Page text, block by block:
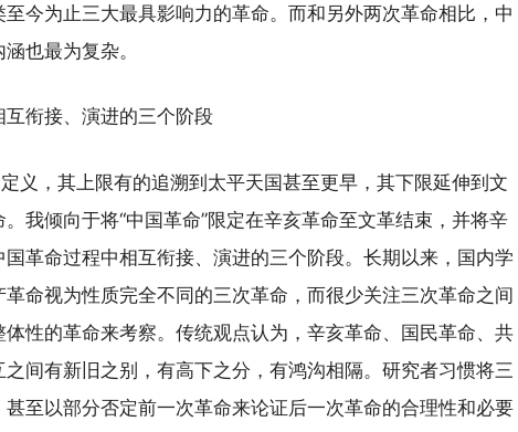
今为止三大最具影响力的革命。而和另外两次革命相比，中
也最为复杂。
衔接、演进的三个阶段
义，其上限有的追溯到太平天国甚至更早，其下限延伸到文
我倾向于将“中国革命”限定在辛亥革命至文革结束，并将辛
革命过程中相互衔接、演进的三个阶段。长期以来，国内学
命视为性质完全不同的三次革命，而很少关注三次革命之间
性的革命来考察。传统观点认为，辛亥革命、国民革命、共
间有新旧之别，有高下之分，有鸿沟相隔。研究者习惯将三
至以部分否定前一次革命来论证后一次革命的合理性和必要